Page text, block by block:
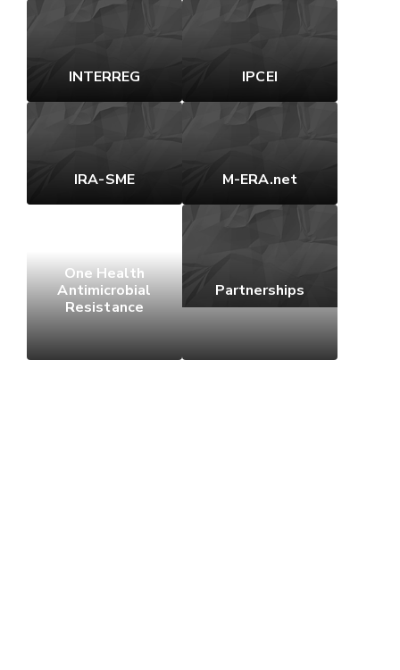
INTERREG IPCEI
IRA-SME M-ERA.net
One Health
Antimicrobial
Resistance
Partnerships